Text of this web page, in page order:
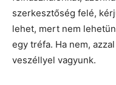
szerkesztőség felé,
lehet, mert nem
egy tréfa. Ha nem,
veszéllyel vagyunk.